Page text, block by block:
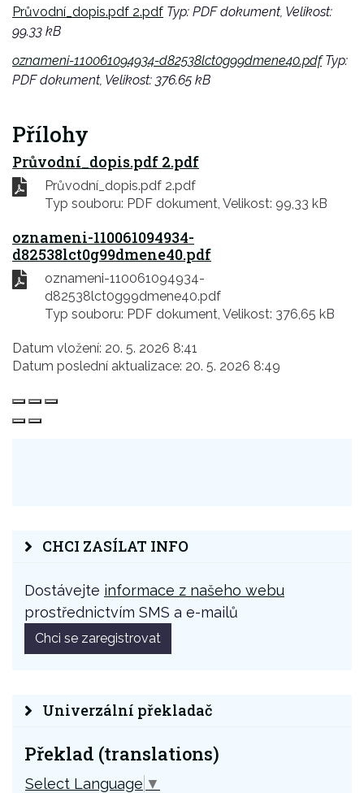
Průvodní_dopis.pdf 2.pdf Typ: PDF dokument, Velikost:
99.33 kB
oznameni-110061094934-d82538lct0g99dmene40.pdfTyp:
PDF dokument, Velikost: 376.65 kB
Přílohy
Průvodní_dopis.pdf 2.pdf
Průvodní_dopis.pdf 2.pdf
Typ souboru: PDF dokument, Velikost: 99,33 kB
oznameni-110061094934-
d82538lct0g99dmene40.pdf
oznameni-110061094934-
d82538lct0g99dmene40.pdf
Typ souboru: PDF dokument, Velikost: 376,65 kB
Datum vložení: 20. 5. 2026 8:41
Datum poslední aktualizace: 20. 5. 2026 8:49
CHCI ZASÍLAT INFO
Dostávejte informace z našeho webu
prostřednictvím SMS a e-mailů
Chci se zaregistrovat
Univerzální překladač
Překlad (translations)
Select Language ▼